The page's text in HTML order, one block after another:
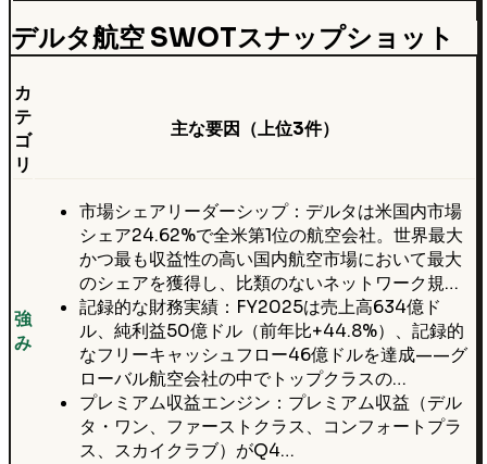
デルタ航空 SWOTスナップショット
カ
テ
ゴ
リ
主な要因（上位3件）
強
み
市場シェアリーダーシップ：デルタは米国内市場
シェア24.62%で全米第1位の航空会社。世界最大
かつ最も収益性の高い国内航空市場において最大
のシェアを獲得し、比類のないネットワーク規…
記録的な財務実績：FY2025は売上高634億ド
ル、純利益50億ドル（前年比+44.8%）、記録的
なフリーキャッシュフロー46億ドルを達成——グ
ローバル航空会社の中でトップクラスの…
プレミアム収益エンジン：プレミアム収益（デル
タ・ワン、ファーストクラス、コンフォートプラ
ス、スカイクラブ）がQ4…